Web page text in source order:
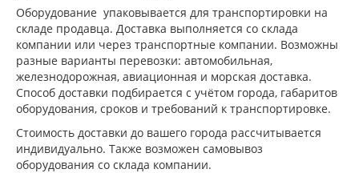
Оборудование упаковывается для транспортировки на
складе продавца. Доставка выполняется со склада
компании или через транспортные компании. Возможны
разные варианты перевозки: автомобильная,
железнодорожная, авиационная и морская доставка.
Способ доставки подбирается с учётом города, габаритов
оборудования, сроков и требований к транспортировке.
Стоимость доставки до вашего города рассчитывается
индивидуально. Также возможен самовывоз
оборудования со склада компании.